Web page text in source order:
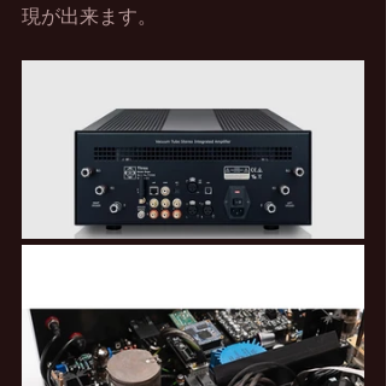
現が出来ます。